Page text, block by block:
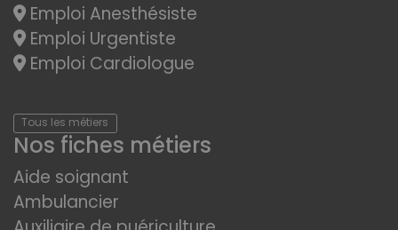
Emploi Anesthésiste
Emploi Urgentiste
Emploi Cardiologue
Tous les métiers
Nos fiches métiers
Aide soignant
Ambulancier